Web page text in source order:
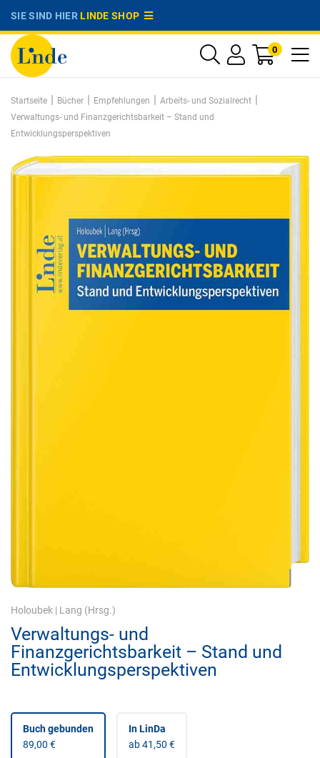
SIE SIND HIERLINDE SHOP
0
Startseite | Bücher | Empfehlungen | Arbeits- und Sozialrecht |
Verwaltungs- und Finanzgerichtsbarkeit – Stand und
Entwicklungsperspektiven
Holoubek | Lang (Hrsg.)
Verwaltungs- und
Finanzgerichtsbarkeit – Stand und
Entwicklungsperspektiven
Buch gebunden
89,00 €
In LinDa
ab 41,50 €